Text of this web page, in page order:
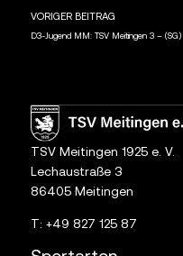
VORIGER BEITRAG
TSV Meitingen 1925 e. V.
Lechaustraße 3
86405 Meitingen
T: +49 827 125 87